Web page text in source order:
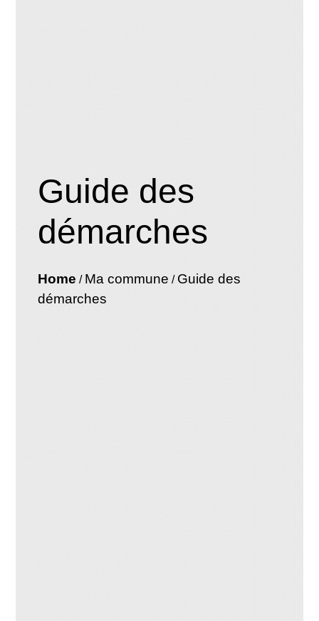
Guide des
démarches
Home / Ma commune / Guide des
démarches